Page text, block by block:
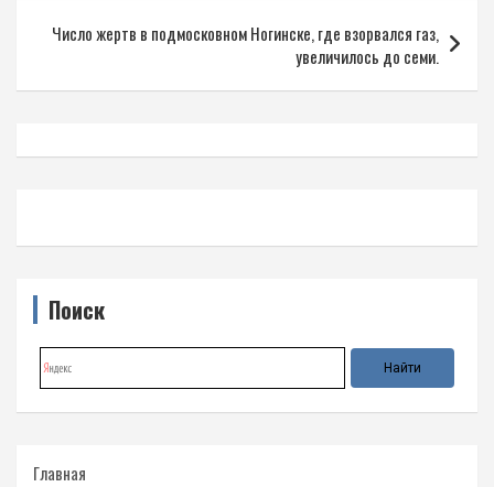
Число жертв в подмосковном Ногинске, где взорвался газ,
увеличилось до семи.
Поиск
Главная